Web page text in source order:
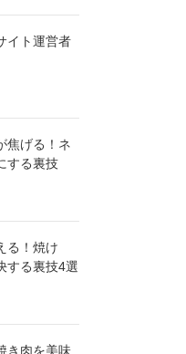
イト運営者
焦げる！ネ
する裏技
る！焼け
する裏技4選
き肉を美味